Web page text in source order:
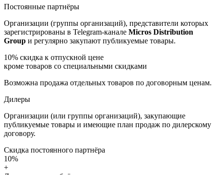
Постоянные партнёры
Организации (группы организаций), представители которых
зарегистрированы в Telegram-канале Micros Distribution
Group и регулярно закупают публикуемые товары.
10% скидка к отпускной цене
кроме товаров со специальными скидками
Возможна продажа отдельных товаров по договорным ценам.
Дилеры
Организации (или группы организаций), закупающие
публикуемые товары и имеющие план продаж по дилерскому
договору.
Скидка постоянного партнёра
10%
+